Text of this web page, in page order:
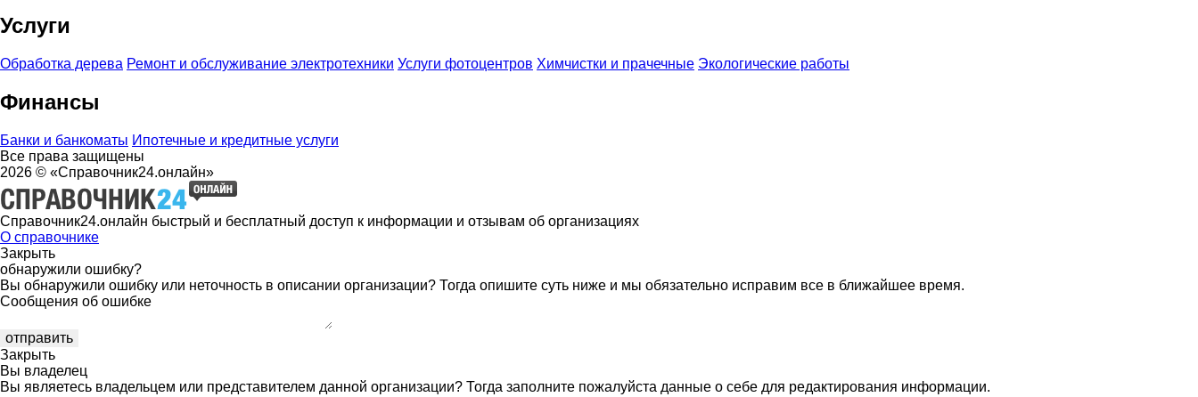
Услуги
Обработка дерева Ремонт и обслуживание электротехники Услуги фотоцентров Химчистки и прачечные Экологические работы
Финансы
Банки и банкоматы Ипотечные и кредитные услуги
Все права защищены
2026 © «Справочник24.онлайн»
Справочник24.онлайн быстрый и бесплатный доступ к информации и отзывам об организациях
О справочнике
Закрыть
обнаружили ошибку?
Вы обнаружили ошибку или неточность в описании организации? Тогда опишите суть ниже и мы обязательно исправим все в ближайшее время.
Сообщения об ошибке
Закрыть
Вы владелец
Вы являетесь владельцем или представителем данной организации? Тогда заполните пожалуйста данные о себе для редактирования информации.